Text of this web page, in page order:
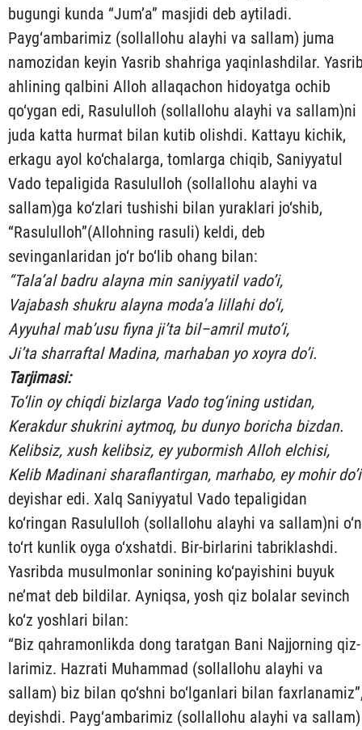
bugungi kunda “Jum’a” masjidi deb aytiladi.
Payg‘ambarimiz (sollallohu alayhi va sallam) juma
namozi­dan keyin Yasrib shahriga yaqinlashdilar.
ahlining qalbi­ni Alloh allaqachon hidoyatga ochib
qo‘ygan edi, Rasululloh (sol­lal­lohu alayhi va sallam)ni
juda katta hurmat bilan kutib olish­di. Kattayu kichik,
erkagu ayol ko‘chalarga, tomlarga chiqib, Saniyyatul
Vado tepaligida Rasululloh (sollallohu alayhi va
sallam)ga ko‘z­lari tushishi bilan yuraklari jo‘shib,
“Rasululloh”(Allohning ra­suli) keldi, deb
sevinganlaridan jo‘r bo‘lib ohang bilan:
“Tala’al badru alayna min saniyyatil vado’i,
Vajabash shukru alayna moda’a lillahi do’i,
Ayyuhal mab’usu fiyna ji’ta bil–amril muto’i,
Ji’ta sharraftal Madina, marhaban yo xoyra do’i.
Tarjimasi:
To‘lin oy chiqdi bizlarga Vado tog‘ining ustidan,
Kerakdur shukrini aytmoq, bu dunyo boricha bizdan.
Kelibsiz, xush kelibsiz, ey yubormish Alloh elchisi,
Kelib Madinani sharaflantirgan, marhabo, ey mohir do’i
deyishar edi. Xalq Saniyyatul Vado tepaligidan
ko‘ringan Ra­sululloh (sollallohu alayhi va sallam)ni o‘n
to‘rt kunlik oyga o‘x­shatdi. Bir-birlarini tabriklashdi.
Yasribda musulmonlar so­ni­ning ko‘payishini buyuk
ne’mat deb bildilar. Ayniqsa, yosh qiz bolalar sevinch
ko‘z yoshlari bilan:
“Biz qahramonlikda dong taratgan Bani Najjorning qiz­
la­rimiz. Hazrati Muhammad (sollallohu alayhi va
sallam) biz bi­lan qo‘shni bo‘lganlari bilan
deyishdi. Payg‘am­barimiz (sollallohu alayhi va sallam)